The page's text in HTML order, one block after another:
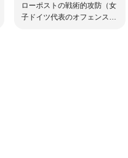
ローポストの戦術的攻防（女
子ドイツ代表のオフェンス事